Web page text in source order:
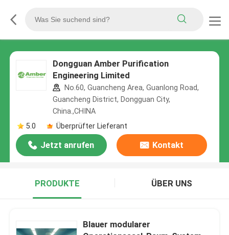
Dongguan Amber Purification
Engineering Limited
No.60, Guancheng Area, Guanlong Road,
Guancheng District, Dongguan City,
China.,CHINA
5.0
Überprüfter Lieferant
Jetzt anrufen Kontakt
PRODUKTE ÜBER UNS
Blauer modularer